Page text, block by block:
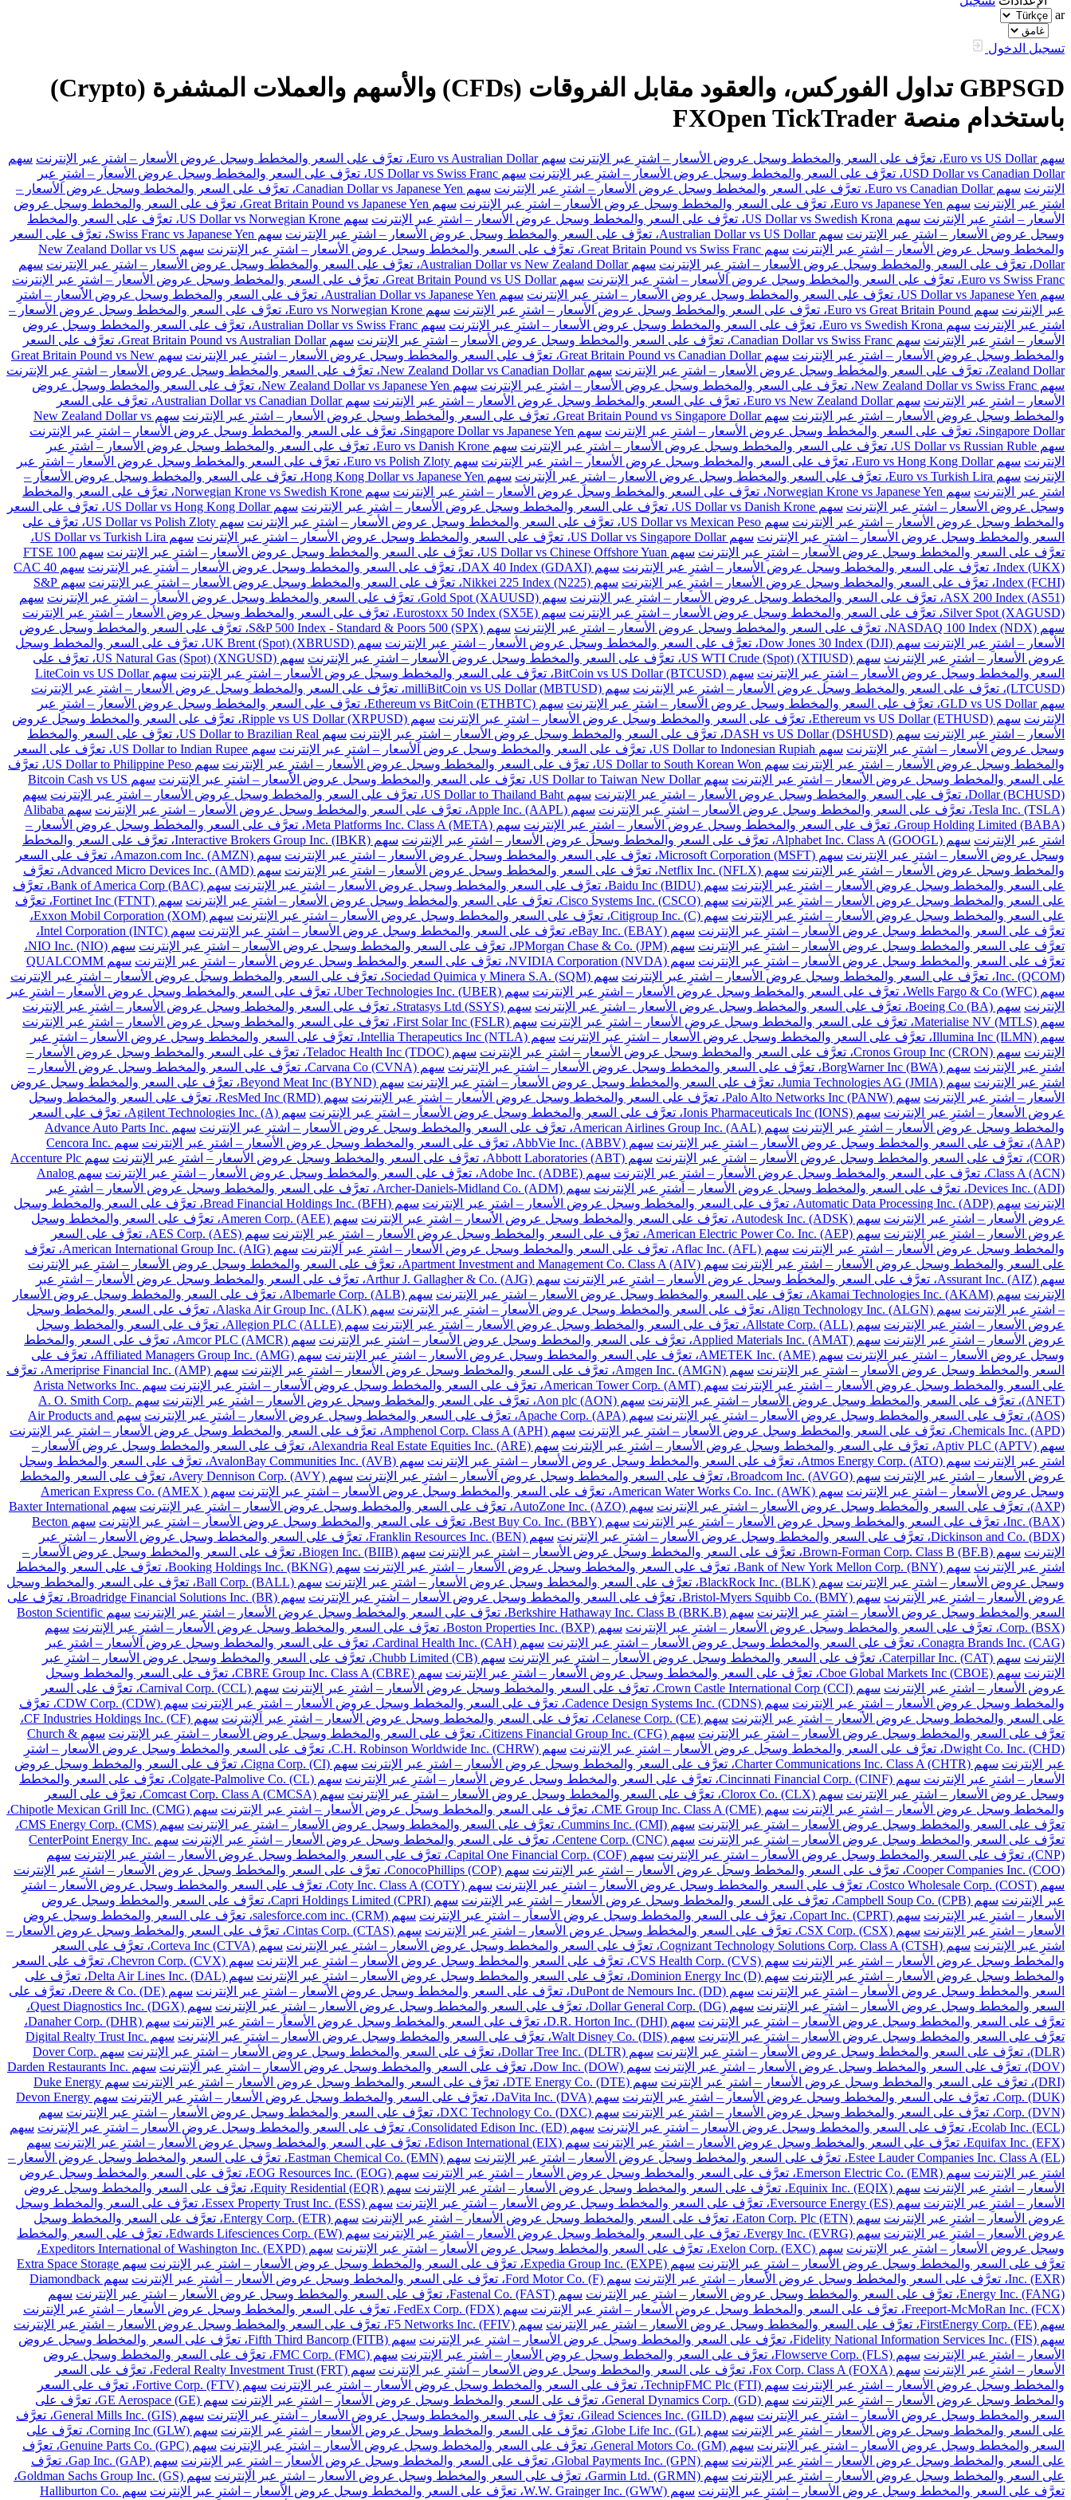
ar
تسجيل الدخول
GBPSGD تداول الفوركس، والعقود مقابل الفروقات (CFDs) والأسهم والعملات المشفرة (Crypto)
باستخدام منصة FXOpen TickTrader
سهم Euro vs US Dollar، تعرَّف على السعر والمخطط وسجل عروض الأسعار – اشترِ عبر الإنترنت سهم Euro vs Australian Dollar، تعرَّف على السعر والمخطط وسجل عروض الأسعار – اشترِ عبر الإنترنت
سهم
USD Dollar vs Canadian Dollar، تعرَّف على السعر والمخطط وسجل عروض الأسعار – اشترِ عبر الإنترنت
سهم US Dollar vs Swiss Franc، تعرَّف على السعر والمخطط وسجل عروض الأسعار – اشترِ عبر
الإنترنت سهم Euro vs Canadian Dollar، تعرَّف على السعر والمخطط وسجل عروض الأسعار – اشترِ عبر الإنترنت
سهم Canadian Dollar vs Japanese Yen، تعرَّف على السعر والمخطط وسجل عروض الأسعار –
اشترِ عبر الإنترنت سهم Euro vs Japanese Yen، تعرَّف على السعر والمخطط وسجل عروض الأسعار – اشترِ عبر الإنترنت
سهم Great Britain Pound vs Japanese Yen، تعرَّف على السعر والمخطط وسجل عروض
الأسعار – اشترِ عبر الإنترنت سهم US Dollar vs Swedish Krona، تعرَّف على السعر والمخطط وسجل عروض الأسعار – اشترِ عبر الإنترنت
سهم US Dollar vs Norwegian Krone، تعرَّف على السعر والمخطط
وسجل عروض الأسعار – اشترِ عبر الإنترنت سهم Australian Dollar vs US Dollar، تعرَّف على السعر والمخطط وسجل عروض الأسعار – اشترِ عبر الإنترنت
سهم Swiss Franc vs Japanese Yen، تعرَّف على السعر
والمخطط وسجل عروض الأسعار – اشترِ عبر الإنترنت سهم Great Britain Pound vs Swiss Franc، تعرَّف على السعر والمخطط وسجل عروض الأسعار – اشترِ عبر الإنترنت
سهم New Zealand Dollar vs US
Dollar، تعرَّف على السعر والمخطط وسجل عروض الأسعار – اشترِ عبر الإنترنت
سهم Australian Dollar vs New Zealand Dollar، تعرَّف على السعر والمخطط وسجل عروض الأسعار – اشترِ عبر الإنترنت
سهم
Euro vs Swiss Franc، تعرَّف على السعر والمخطط وسجل عروض الأسعار – اشترِ عبر الإنترنت
سهم Great Britain Pound vs US Dollar، تعرَّف على السعر والمخطط وسجل عروض الأسعار – اشترِ عبر الإنترنت
سهم US Dollar vs Japanese Yen، تعرَّف على السعر والمخطط وسجل عروض الأسعار – اشترِ عبر الإنترنت
سهم Australian Dollar vs Japanese Yen، تعرَّف على السعر والمخطط وسجل عروض الأسعار – اشترِ
عبر الإنترنت سهم Euro vs Great Britain Pound، تعرَّف على السعر والمخطط وسجل عروض الأسعار – اشترِ عبر الإنترنت
سهم Euro vs Norwegian Krone، تعرَّف على السعر والمخطط وسجل عروض الأسعار –
اشترِ عبر الإنترنت سهم Euro vs Swedish Krona، تعرَّف على السعر والمخطط وسجل عروض الأسعار – اشترِ عبر الإنترنت
سهم Australian Dollar vs Swiss Franc، تعرَّف على السعر والمخطط وسجل عروض
الأسعار – اشترِ عبر الإنترنت سهم Canadian Dollar vs Swiss Franc، تعرَّف على السعر والمخطط وسجل عروض الأسعار – اشترِ عبر الإنترنت
سهم Great Britain Pound vs Australian Dollar، تعرَّف على السعر
والمخطط وسجل عروض الأسعار – اشترِ عبر الإنترنت سهم Great Britain Pound vs Canadian Dollar، تعرَّف على السعر والمخطط وسجل عروض الأسعار – اشترِ عبر الإنترنت
سهم Great Britain Pound vs New
Zealand Dollar، تعرَّف على السعر والمخطط وسجل عروض الأسعار – اشترِ عبر الإنترنت
سهم New Zealand Dollar vs Canadian Dollar، تعرَّف على السعر والمخطط وسجل عروض الأسعار – اشترِ عبر الإنترنت
سهم New Zealand Dollar vs Swiss Franc، تعرَّف على السعر والمخطط وسجل عروض الأسعار – اشترِ عبر الإنترنت
سهم New Zealand Dollar vs Japanese Yen، تعرَّف على السعر والمخطط وسجل عروض
الأسعار – اشترِ عبر الإنترنت سهم Euro vs New Zealand Dollar، تعرَّف على السعر والمخطط وسجل عروض الأسعار – اشترِ عبر الإنترنت
سهم Australian Dollar vs Canadian Dollar، تعرَّف على السعر
والمخطط وسجل عروض الأسعار – اشترِ عبر الإنترنت سهم Great Britain Pound vs Singapore Dollar، تعرَّف على السعر والمخطط وسجل عروض الأسعار – اشترِ عبر الإنترنت
سهم New Zealand Dollar vs
Singapore Dollar، تعرَّف على السعر والمخطط وسجل عروض الأسعار – اشترِ عبر الإنترنت
سهم Singapore Dollar vs Japanese Yen، تعرَّف على السعر والمخطط وسجل عروض الأسعار – اشترِ عبر الإنترنت
سهم US Dollar vs Russian Ruble، تعرَّف على السعر والمخطط وسجل عروض الأسعار – اشترِ عبر الإنترنت
سهم Euro vs Danish Krone، تعرَّف على السعر والمخطط وسجل عروض الأسعار – اشترِ عبر
الإنترنت سهم Euro vs Hong Kong Dollar، تعرَّف على السعر والمخطط وسجل عروض الأسعار – اشترِ عبر الإنترنت
سهم Euro vs Polish Zloty، تعرَّف على السعر والمخطط وسجل عروض الأسعار – اشترِ عبر
الإنترنت سهم Euro vs Turkish Lira، تعرَّف على السعر والمخطط وسجل عروض الأسعار – اشترِ عبر الإنترنت
سهم Hong Kong Dollar vs Japanese Yen، تعرَّف على السعر والمخطط وسجل عروض الأسعار –
اشترِ عبر الإنترنت سهم Norwegian Krone vs Japanese Yen، تعرَّف على السعر والمخطط وسجل عروض الأسعار – اشترِ عبر الإنترنت
سهم Norwegian Krone vs Swedish Krone، تعرَّف على السعر والمخطط
وسجل عروض الأسعار – اشترِ عبر الإنترنت سهم US Dollar vs Danish Krone، تعرَّف على السعر والمخطط وسجل عروض الأسعار – اشترِ عبر الإنترنت
سهم US Dollar vs Hong Kong Dollar، تعرَّف على السعر
والمخطط وسجل عروض الأسعار – اشترِ عبر الإنترنت سهم US Dollar vs Mexican Peso، تعرَّف على السعر والمخطط وسجل عروض الأسعار – اشترِ عبر الإنترنت
سهم US Dollar vs Polish Zloty، تعرَّف على
السعر والمخطط وسجل عروض الأسعار – اشترِ عبر الإنترنت سهم US Dollar vs Singapore Dollar، تعرَّف على السعر والمخطط وسجل عروض الأسعار – اشترِ عبر الإنترنت
سهم US Dollar vs Turkish Lira،
تعرَّف على السعر والمخطط وسجل عروض الأسعار – اشترِ عبر الإنترنت سهم US Dollar vs Chinese Offshore Yuan، تعرَّف على السعر والمخطط وسجل عروض الأسعار – اشترِ عبر الإنترنت
سهم FTSE 100
Index (UKX)، تعرَّف على السعر والمخطط وسجل عروض الأسعار – اشترِ عبر الإنترنت
سهم DAX 40 Index (GDAXI)، تعرَّف على السعر والمخطط وسجل عروض الأسعار – اشترِ عبر الإنترنت
سهم CAC 40
Index (FCHI)، تعرَّف على السعر والمخطط وسجل عروض الأسعار – اشترِ عبر الإنترنت
سهم Nikkei 225 Index (N225)، تعرَّف على السعر والمخطط وسجل عروض الأسعار – اشترِ عبر الإنترنت
سهم S&P
ASX 200 Index (AS51)، تعرَّف على السعر والمخطط وسجل عروض الأسعار – اشترِ عبر الإنترنت
سهم Gold Spot (XAUUSD)، تعرَّف على السعر والمخطط وسجل عروض الأسعار – اشترِ عبر الإنترنت
سهم
Silver Spot (XAGUSD)، تعرَّف على السعر والمخطط وسجل عروض الأسعار – اشترِ عبر الإنترنت
سهم Eurostoxx 50 Index (SX5E)، تعرَّف على السعر والمخطط وسجل عروض الأسعار – اشترِ عبر الإنترنت
سهم NASDAQ 100 Index (NDX)، تعرَّف على السعر والمخطط وسجل عروض الأسعار – اشترِ عبر الإنترنت
سهم S&P 500 Index - Standard & Poors 500 (SPX)، تعرَّف على السعر والمخطط وسجل عروض
الأسعار – اشترِ عبر الإنترنت سهم Dow Jones 30 Index (DJI)، تعرَّف على السعر والمخطط وسجل عروض الأسعار – اشترِ عبر الإنترنت
سهم UK Brent (Spot) (XBRUSD)، تعرَّف على السعر والمخطط وسجل
عروض الأسعار – اشترِ عبر الإنترنت سهم US WTI Crude (Spot) (XTIUSD)، تعرَّف على السعر والمخطط وسجل عروض الأسعار – اشترِ عبر الإنترنت
سهم US Natural Gas (Spot) (XNGUSD)، تعرَّف على
السعر والمخطط وسجل عروض الأسعار – اشترِ عبر الإنترنت سهم BitCoin vs US Dollar (BTCUSD)، تعرَّف على السعر والمخطط وسجل عروض الأسعار – اشترِ عبر الإنترنت
سهم LiteCoin vs US Dollar
(LTCUSD)، تعرَّف على السعر والمخطط وسجل عروض الأسعار – اشترِ عبر الإنترنت
سهم milliBitCoin vs US Dollar (MBTUSD)، تعرَّف على السعر والمخطط وسجل عروض الأسعار – اشترِ عبر الإنترنت
سهم GLD vs US Dollar، تعرَّف على السعر والمخطط وسجل عروض الأسعار – اشترِ عبر الإنترنت
سهم Ethereum vs BitCoin (ETHBTC)، تعرَّف على السعر والمخطط وسجل عروض الأسعار – اشترِ عبر
الإنترنت سهم Ethereum vs US Dollar (ETHUSD)، تعرَّف على السعر والمخطط وسجل عروض الأسعار – اشترِ عبر الإنترنت
سهم Ripple vs US Dollar (XRPUSD)، تعرَّف على السعر والمخطط وسجل عروض
الأسعار – اشترِ عبر الإنترنت سهم DASH vs US Dollar (DSHUSD)، تعرَّف على السعر والمخطط وسجل عروض الأسعار – اشترِ عبر الإنترنت
سهم US Dollar to Brazilian Real، تعرَّف على السعر والمخطط
وسجل عروض الأسعار – اشترِ عبر الإنترنت سهم US Dollar to Indonesian Rupiah، تعرَّف على السعر والمخطط وسجل عروض الأسعار – اشترِ عبر الإنترنت
سهم US Dollar to Indian Rupee، تعرَّف على السعر
والمخطط وسجل عروض الأسعار – اشترِ عبر الإنترنت سهم US Dollar to South Korean Won، تعرَّف على السعر والمخطط وسجل عروض الأسعار – اشترِ عبر الإنترنت
سهم US Dollar to Philippine Peso، تعرَّف
على السعر والمخطط وسجل عروض الأسعار – اشترِ عبر الإنترنت سهم US Dollar to Taiwan New Dollar، تعرَّف على السعر والمخطط وسجل عروض الأسعار – اشترِ عبر الإنترنت
سهم Bitcoin Cash vs US
Dollar (BCHUSD)، تعرَّف على السعر والمخطط وسجل عروض الأسعار – اشترِ عبر الإنترنت
سهم US Dollar to Thailand Baht، تعرَّف على السعر والمخطط وسجل عروض الأسعار – اشترِ عبر الإنترنت
سهم
Tesla Inc. (TSLA)، تعرَّف على السعر والمخطط وسجل عروض الأسعار – اشترِ عبر الإنترنت
سهم Apple Inc. (AAPL)، تعرَّف على السعر والمخطط وسجل عروض الأسعار – اشترِ عبر الإنترنت
سهم Alibaba
Group Holding Limited (BABA)، تعرَّف على السعر والمخطط وسجل عروض الأسعار – اشترِ عبر الإنترنت
سهم Meta Platforms Inc. Class A (META)، تعرَّف على السعر والمخطط وسجل عروض الأسعار –
اشترِ عبر الإنترنت سهم Alphabet Inc. Class A (GOOGL)، تعرَّف على السعر والمخطط وسجل عروض الأسعار – اشترِ عبر الإنترنت
سهم Interactive Brokers Group Inc. (IBKR)، تعرَّف على السعر والمخطط
وسجل عروض الأسعار – اشترِ عبر الإنترنت سهم Microsoft Corporation (MSFT)، تعرَّف على السعر والمخطط وسجل عروض الأسعار – اشترِ عبر الإنترنت
سهم Amazon.com Inc. (AMZN)، تعرَّف على السعر
والمخطط وسجل عروض الأسعار – اشترِ عبر الإنترنت سهم Netflix Inc. (NFLX)، تعرَّف على السعر والمخطط وسجل عروض الأسعار – اشترِ عبر الإنترنت
سهم Advanced Micro Devices Inc. (AMD)، تعرَّف
على السعر والمخطط وسجل عروض الأسعار – اشترِ عبر الإنترنت سهم Baidu Inc (BIDU)، تعرَّف على السعر والمخطط وسجل عروض الأسعار – اشترِ عبر الإنترنت
سهم Bank of America Corp (BAC)، تعرَّف
على السعر والمخطط وسجل عروض الأسعار – اشترِ عبر الإنترنت سهم Cisco Systems Inc. (CSCO)، تعرَّف على السعر والمخطط وسجل عروض الأسعار – اشترِ عبر الإنترنت
سهم Fortinet Inc (FTNT)، تعرَّف
على السعر والمخطط وسجل عروض الأسعار – اشترِ عبر الإنترنت سهم Citigroup Inc. (C)، تعرَّف على السعر والمخطط وسجل عروض الأسعار – اشترِ عبر الإنترنت
سهم Exxon Mobil Corporation (XOM)،
تعرَّف على السعر والمخطط وسجل عروض الأسعار – اشترِ عبر الإنترنت سهم eBay Inc. (EBAY)، تعرَّف على السعر والمخطط وسجل عروض الأسعار – اشترِ عبر الإنترنت
سهم Intel Corporation (INTC)،
تعرَّف على السعر والمخطط وسجل عروض الأسعار – اشترِ عبر الإنترنت سهم JPMorgan Chase & Co. (JPM)، تعرَّف على السعر والمخطط وسجل عروض الأسعار – اشترِ عبر الإنترنت
سهم NIO Inc. (NIO)،
تعرَّف على السعر والمخطط وسجل عروض الأسعار – اشترِ عبر الإنترنت سهم NVIDIA Corporation (NVDA)، تعرَّف على السعر والمخطط وسجل عروض الأسعار – اشترِ عبر الإنترنت
سهم QUALCOMM
Inc. (QCOM)، تعرَّف على السعر والمخطط وسجل عروض الأسعار – اشترِ عبر الإنترنت
سهم Sociedad Quimica y Minera S.A. (SQM)، تعرَّف على السعر والمخطط وسجل عروض الأسعار – اشترِ عبر الإنترنت
سهم Wells Fargo & Co (WFC)، تعرَّف على السعر والمخطط وسجل عروض الأسعار – اشترِ عبر الإنترنت
سهم Uber Technologies Inc. (UBER)، تعرَّف على السعر والمخطط وسجل عروض الأسعار – اشترِ عبر
الإنترنت سهم Boeing Co (BA)، تعرَّف على السعر والمخطط وسجل عروض الأسعار – اشترِ عبر الإنترنت
سهم Stratasys Ltd (SSYS)، تعرَّف على السعر والمخطط وسجل عروض الأسعار – اشترِ عبر الإنترنت
سهم Materialise NV (MTLS)، تعرَّف على السعر والمخطط وسجل عروض الأسعار – اشترِ عبر الإنترنت
سهم First Solar Inc (FSLR)، تعرَّف على السعر والمخطط وسجل عروض الأسعار – اشترِ عبر الإنترنت
سهم Illumina Inc (ILMN)، تعرَّف على السعر والمخطط وسجل عروض الأسعار – اشترِ عبر الإنترنت
سهم Intellia Therapeutics Inc (NTLA)، تعرَّف على السعر والمخطط وسجل عروض الأسعار – اشترِ عبر
الإنترنت سهم Cronos Group Inc (CRON)، تعرَّف على السعر والمخطط وسجل عروض الأسعار – اشترِ عبر الإنترنت
سهم Teladoc Health Inc (TDOC)، تعرَّف على السعر والمخطط وسجل عروض الأسعار –
اشترِ عبر الإنترنت سهم BorgWarner Inc (BWA)، تعرَّف على السعر والمخطط وسجل عروض الأسعار – اشترِ عبر الإنترنت
سهم Carvana Co (CVNA)، تعرَّف على السعر والمخطط وسجل عروض الأسعار –
اشترِ عبر الإنترنت سهم Jumia Technologies AG (JMIA)، تعرَّف على السعر والمخطط وسجل عروض الأسعار – اشترِ عبر الإنترنت
سهم Beyond Meat Inc (BYND)، تعرَّف على السعر والمخطط وسجل عروض
الأسعار – اشترِ عبر الإنترنت سهم Palo Alto Networks Inc (PANW)، تعرَّف على السعر والمخطط وسجل عروض الأسعار – اشترِ عبر الإنترنت
سهم ResMed Inc (RMD)، تعرَّف على السعر والمخطط وسجل
عروض الأسعار – اشترِ عبر الإنترنت سهم Ionis Pharmaceuticals Inc (IONS)، تعرَّف على السعر والمخطط وسجل عروض الأسعار – اشترِ عبر الإنترنت
سهم Agilent Technologies Inc. (A)، تعرَّف على السعر
والمخطط وسجل عروض الأسعار – اشترِ عبر الإنترنت سهم American Airlines Group Inc. (AAL)، تعرَّف على السعر والمخطط وسجل عروض الأسعار – اشترِ عبر الإنترنت
سهم Advance Auto Parts Inc.
(AAP)، تعرَّف على السعر والمخطط وسجل عروض الأسعار – اشترِ عبر الإنترنت
سهم AbbVie Inc. (ABBV)، تعرَّف على السعر والمخطط وسجل عروض الأسعار – اشترِ عبر الإنترنت
سهم Cencora Inc.
(COR)، تعرَّف على السعر والمخطط وسجل عروض الأسعار – اشترِ عبر الإنترنت
سهم Abbott Laboratories (ABT)، تعرَّف على السعر والمخطط وسجل عروض الأسعار – اشترِ عبر الإنترنت
سهم Accenture Plc
Class A (ACN)، تعرَّف على السعر والمخطط وسجل عروض الأسعار – اشترِ عبر الإنترنت
سهم Adobe Inc. (ADBE)، تعرَّف على السعر والمخطط وسجل عروض الأسعار – اشترِ عبر الإنترنت
سهم Analog
Devices Inc. (ADI)، تعرَّف على السعر والمخطط وسجل عروض الأسعار – اشترِ عبر الإنترنت
سهم Archer-Daniels-Midland Co. (ADM)، تعرَّف على السعر والمخطط وسجل عروض الأسعار – اشترِ عبر
الإنترنت سهم Automatic Data Processing Inc. (ADP)، تعرَّف على السعر والمخطط وسجل عروض الأسعار – اشترِ عبر الإنترنت
سهم Bread Financial Holdings Inc. (BFH)، تعرَّف على السعر والمخطط وسجل
عروض الأسعار – اشترِ عبر الإنترنت سهم Autodesk Inc. (ADSK)، تعرَّف على السعر والمخطط وسجل عروض الأسعار – اشترِ عبر الإنترنت
سهم Ameren Corp. (AEE)، تعرَّف على السعر والمخطط وسجل
عروض الأسعار – اشترِ عبر الإنترنت سهم American Electric Power Co. Inc. (AEP)، تعرَّف على السعر والمخطط وسجل عروض الأسعار – اشترِ عبر الإنترنت
سهم AES Corp. (AES)، تعرَّف على السعر
والمخطط وسجل عروض الأسعار – اشترِ عبر الإنترنت سهم Aflac Inc. (AFL)، تعرَّف على السعر والمخطط وسجل عروض الأسعار – اشترِ عبر الإنترنت
سهم American International Group Inc. (AIG)، تعرَّف
على السعر والمخطط وسجل عروض الأسعار – اشترِ عبر الإنترنت سهم Apartment Investment and Management Co. Class A (AIV)، تعرَّف على السعر والمخطط وسجل عروض الأسعار – اشترِ عبر الإنترنت
سهم Assurant Inc. (AIZ)، تعرَّف على السعر والمخطط وسجل عروض الأسعار – اشترِ عبر الإنترنت
سهم Arthur J. Gallagher & Co. (AJG)، تعرَّف على السعر والمخطط وسجل عروض الأسعار – اشترِ عبر
الإنترنت سهم Akamai Technologies Inc. (AKAM)، تعرَّف على السعر والمخطط وسجل عروض الأسعار – اشترِ عبر الإنترنت
سهم Albemarle Corp. (ALB)، تعرَّف على السعر والمخطط وسجل عروض الأسعار
– اشترِ عبر الإنترنت سهم Align Technology Inc. (ALGN)، تعرَّف على السعر والمخطط وسجل عروض الأسعار – اشترِ عبر الإنترنت
سهم Alaska Air Group Inc. (ALK)، تعرَّف على السعر والمخطط وسجل
عروض الأسعار – اشترِ عبر الإنترنت سهم Allstate Corp. (ALL)، تعرَّف على السعر والمخطط وسجل عروض الأسعار – اشترِ عبر الإنترنت
سهم Allegion PLC (ALLE)، تعرَّف على السعر والمخطط وسجل
عروض الأسعار – اشترِ عبر الإنترنت سهم Applied Materials Inc. (AMAT)، تعرَّف على السعر والمخطط وسجل عروض الأسعار – اشترِ عبر الإنترنت
سهم Amcor PLC (AMCR)، تعرَّف على السعر والمخطط
وسجل عروض الأسعار – اشترِ عبر الإنترنت سهم AMETEK Inc. (AME)، تعرَّف على السعر والمخطط وسجل عروض الأسعار – اشترِ عبر الإنترنت
سهم Affiliated Managers Group Inc. (AMG)، تعرَّف على
السعر والمخطط وسجل عروض الأسعار – اشترِ عبر الإنترنت سهم Amgen Inc. (AMGN)، تعرَّف على السعر والمخطط وسجل عروض الأسعار – اشترِ عبر الإنترنت
سهم Ameriprise Financial Inc. (AMP)، تعرَّف
على السعر والمخطط وسجل عروض الأسعار – اشترِ عبر الإنترنت سهم American Tower Corp. (AMT)، تعرَّف على السعر والمخطط وسجل عروض الأسعار – اشترِ عبر الإنترنت
سهم Arista Networks Inc.
(ANET)، تعرَّف على السعر والمخطط وسجل عروض الأسعار – اشترِ عبر الإنترنت
سهم Aon plc (AON)، تعرَّف على السعر والمخطط وسجل عروض الأسعار – اشترِ عبر الإنترنت
سهم A. O. Smith Corp.
(AOS)، تعرَّف على السعر والمخطط وسجل عروض الأسعار – اشترِ عبر الإنترنت
سهم Apache Corp. (APA)، تعرَّف على السعر والمخطط وسجل عروض الأسعار – اشترِ عبر الإنترنت
سهم Air Products and
Chemicals Inc. (APD)، تعرَّف على السعر والمخطط وسجل عروض الأسعار – اشترِ عبر الإنترنت
سهم Amphenol Corp. Class A (APH)، تعرَّف على السعر والمخطط وسجل عروض الأسعار – اشترِ عبر الإنترنت
سهم Aptiv PLC (APTV)، تعرَّف على السعر والمخطط وسجل عروض الأسعار – اشترِ عبر الإنترنت
سهم Alexandria Real Estate Equities Inc. (ARE)، تعرَّف على السعر والمخطط وسجل عروض الأسعار –
اشترِ عبر الإنترنت سهم Atmos Energy Corp. (ATO)، تعرَّف على السعر والمخطط وسجل عروض الأسعار – اشترِ عبر الإنترنت
سهم AvalonBay Communities Inc. (AVB)، تعرَّف على السعر والمخطط وسجل
عروض الأسعار – اشترِ عبر الإنترنت سهم Broadcom Inc. (AVGO)، تعرَّف على السعر والمخطط وسجل عروض الأسعار – اشترِ عبر الإنترنت
سهم Avery Dennison Corp. (AVY)، تعرَّف على السعر والمخطط
وسجل عروض الأسعار – اشترِ عبر الإنترنت سهم American Water Works Co. Inc. (AWK)، تعرَّف على السعر والمخطط وسجل عروض الأسعار – اشترِ عبر الإنترنت
سهم American Express Co. (AMEX )
(AXP)، تعرَّف على السعر والمخطط وسجل عروض الأسعار – اشترِ عبر الإنترنت
سهم AutoZone Inc. (AZO)، تعرَّف على السعر والمخطط وسجل عروض الأسعار – اشترِ عبر الإنترنت
سهم Baxter International
Inc. (BAX)، تعرَّف على السعر والمخطط وسجل عروض الأسعار – اشترِ عبر الإنترنت
سهم Best Buy Co. Inc. (BBY)، تعرَّف على السعر والمخطط وسجل عروض الأسعار – اشترِ عبر الإنترنت
سهم Becton
Dickinson and Co. (BDX)، تعرَّف على السعر والمخطط وسجل عروض الأسعار – اشترِ عبر الإنترنت
سهم Franklin Resources Inc. (BEN)، تعرَّف على السعر والمخطط وسجل عروض الأسعار – اشترِ عبر
الإنترنت سهم Brown-Forman Corp. Class B (BF.B)، تعرَّف على السعر والمخطط وسجل عروض الأسعار – اشترِ عبر الإنترنت
سهم Biogen Inc. (BIIB)، تعرَّف على السعر والمخطط وسجل عروض الأسعار –
اشترِ عبر الإنترنت سهم Bank of New York Mellon Corp. (BNY)، تعرَّف على السعر والمخطط وسجل عروض الأسعار – اشترِ عبر الإنترنت
سهم Booking Holdings Inc. (BKNG)، تعرَّف على السعر والمخطط
وسجل عروض الأسعار – اشترِ عبر الإنترنت سهم BlackRock Inc. (BLK)، تعرَّف على السعر والمخطط وسجل عروض الأسعار – اشترِ عبر الإنترنت
سهم Ball Corp. (BALL)، تعرَّف على السعر والمخطط وسجل
عروض الأسعار – اشترِ عبر الإنترنت سهم Bristol-Myers Squibb Co. (BMY)، تعرَّف على السعر والمخطط وسجل عروض الأسعار – اشترِ عبر الإنترنت
سهم Broadridge Financial Solutions Inc. (BR)، تعرَّف على
السعر والمخطط وسجل عروض الأسعار – اشترِ عبر الإنترنت سهم Berkshire Hathaway Inc. Class B (BRK.B)، تعرَّف على السعر والمخطط وسجل عروض الأسعار – اشترِ عبر الإنترنت
سهم Boston Scientific
Corp. (BSX)، تعرَّف على السعر والمخطط وسجل عروض الأسعار – اشترِ عبر الإنترنت
سهم Boston Properties Inc. (BXP)، تعرَّف على السعر والمخطط وسجل عروض الأسعار – اشترِ عبر الإنترنت
سهم
Conagra Brands Inc. (CAG)، تعرَّف على السعر والمخطط وسجل عروض الأسعار – اشترِ عبر الإنترنت
سهم Cardinal Health Inc. (CAH)، تعرَّف على السعر والمخطط وسجل عروض الأسعار – اشترِ عبر
الإنترنت سهم Caterpillar Inc. (CAT)، تعرَّف على السعر والمخطط وسجل عروض الأسعار – اشترِ عبر الإنترنت
سهم Chubb Limited (CB)، تعرَّف على السعر والمخطط وسجل عروض الأسعار – اشترِ عبر
الإنترنت سهم Cboe Global Markets Inc (CBOE)، تعرَّف على السعر والمخطط وسجل عروض الأسعار – اشترِ عبر الإنترنت
سهم CBRE Group Inc. Class A (CBRE)، تعرَّف على السعر والمخطط وسجل
عروض الأسعار – اشترِ عبر الإنترنت سهم Crown Castle International Corp (CCI)، تعرَّف على السعر والمخطط وسجل عروض الأسعار – اشترِ عبر الإنترنت
سهم Carnival Corp. (CCL)، تعرَّف على السعر
والمخطط وسجل عروض الأسعار – اشترِ عبر الإنترنت سهم Cadence Design Systems Inc. (CDNS)، تعرَّف على السعر والمخطط وسجل عروض الأسعار – اشترِ عبر الإنترنت
سهم CDW Corp. (CDW)، تعرَّف
على السعر والمخطط وسجل عروض الأسعار – اشترِ عبر الإنترنت سهم Celanese Corp. (CE)، تعرَّف على السعر والمخطط وسجل عروض الأسعار – اشترِ عبر الإنترنت
سهم CF Industries Holdings Inc. (CF)،
تعرَّف على السعر والمخطط وسجل عروض الأسعار – اشترِ عبر الإنترنت سهم Citizens Financial Group Inc. (CFG)، تعرَّف على السعر والمخطط وسجل عروض الأسعار – اشترِ عبر الإنترنت
سهم Church &
Dwight Co. Inc. (CHD)، تعرَّف على السعر والمخطط وسجل عروض الأسعار – اشترِ عبر الإنترنت
سهم C.H. Robinson Worldwide Inc. (CHRW)، تعرَّف على السعر والمخطط وسجل عروض الأسعار – اشترِ
عبر الإنترنت سهم Charter Communications Inc. Class A (CHTR)، تعرَّف على السعر والمخطط وسجل عروض الأسعار – اشترِ عبر الإنترنت
سهم Cigna Corp. (CI)، تعرَّف على السعر والمخطط وسجل عروض
الأسعار – اشترِ عبر الإنترنت سهم Cincinnati Financial Corp. (CINF)، تعرَّف على السعر والمخطط وسجل عروض الأسعار – اشترِ عبر الإنترنت
سهم Colgate-Palmolive Co. (CL)، تعرَّف على السعر والمخطط
وسجل عروض الأسعار – اشترِ عبر الإنترنت سهم Clorox Co. (CLX)، تعرَّف على السعر والمخطط وسجل عروض الأسعار – اشترِ عبر الإنترنت
سهم Comcast Corp. Class A (CMCSA)، تعرَّف على السعر
والمخطط وسجل عروض الأسعار – اشترِ عبر الإنترنت سهم CME Group Inc. Class A (CME)، تعرَّف على السعر والمخطط وسجل عروض الأسعار – اشترِ عبر الإنترنت
سهم Chipotle Mexican Grill Inc. (CMG)،
تعرَّف على السعر والمخطط وسجل عروض الأسعار – اشترِ عبر الإنترنت سهم Cummins Inc. (CMI)، تعرَّف على السعر والمخطط وسجل عروض الأسعار – اشترِ عبر الإنترنت
سهم CMS Energy Corp. (CMS)،
تعرَّف على السعر والمخطط وسجل عروض الأسعار – اشترِ عبر الإنترنت سهم Centene Corp. (CNC)، تعرَّف على السعر والمخطط وسجل عروض الأسعار – اشترِ عبر الإنترنت
سهم CenterPoint Energy Inc.
(CNP)، تعرَّف على السعر والمخطط وسجل عروض الأسعار – اشترِ عبر الإنترنت
سهم Capital One Financial Corp. (COF)، تعرَّف على السعر والمخطط وسجل عروض الأسعار – اشترِ عبر الإنترنت
سهم
Cooper Companies Inc. (COO)، تعرَّف على السعر والمخطط وسجل عروض الأسعار – اشترِ عبر الإنترنت
سهم ConocoPhillips (COP)، تعرَّف على السعر والمخطط وسجل عروض الأسعار – اشترِ عبر الإنترنت
سهم Costco Wholesale Corp. (COST)، تعرَّف على السعر والمخطط وسجل عروض الأسعار – اشترِ عبر الإنترنت
سهم Coty Inc. Class A (COTY)، تعرَّف على السعر والمخطط وسجل عروض الأسعار – اشترِ
عبر الإنترنت سهم Campbell Soup Co. (CPB)، تعرَّف على السعر والمخطط وسجل عروض الأسعار – اشترِ عبر الإنترنت
سهم Capri Holdings Limited (CPRI)، تعرَّف على السعر والمخطط وسجل عروض
الأسعار – اشترِ عبر الإنترنت سهم Copart Inc. (CPRT)، تعرَّف على السعر والمخطط وسجل عروض الأسعار – اشترِ عبر الإنترنت
سهم salesforce.com inc. (CRM)، تعرَّف على السعر والمخطط وسجل عروض
الأسعار – اشترِ عبر الإنترنت سهم CSX Corp. (CSX)، تعرَّف على السعر والمخطط وسجل عروض الأسعار – اشترِ عبر الإنترنت
سهم Cintas Corp. (CTAS)، تعرَّف على السعر والمخطط وسجل عروض الأسعار –
اشترِ عبر الإنترنت سهم Cognizant Technology Solutions Corp. Class A (CTSH)، تعرَّف على السعر والمخطط وسجل عروض الأسعار – اشترِ عبر الإنترنت
سهم Corteva Inc (CTVA)، تعرَّف على السعر
والمخطط وسجل عروض الأسعار – اشترِ عبر الإنترنت سهم CVS Health Corp. (CVS)، تعرَّف على السعر والمخطط وسجل عروض الأسعار – اشترِ عبر الإنترنت
سهم Chevron Corp. (CVX)، تعرَّف على السعر
والمخطط وسجل عروض الأسعار – اشترِ عبر الإنترنت سهم Dominion Energy Inc (D)، تعرَّف على السعر والمخطط وسجل عروض الأسعار – اشترِ عبر الإنترنت
سهم Delta Air Lines Inc. (DAL)، تعرَّف على
السعر والمخطط وسجل عروض الأسعار – اشترِ عبر الإنترنت سهم DuPont de Nemours Inc. (DD)، تعرَّف على السعر والمخطط وسجل عروض الأسعار – اشترِ عبر الإنترنت
سهم Deere & Co. (DE)، تعرَّف على
السعر والمخطط وسجل عروض الأسعار – اشترِ عبر الإنترنت سهم Dollar General Corp. (DG)، تعرَّف على السعر والمخطط وسجل عروض الأسعار – اشترِ عبر الإنترنت
سهم Quest Diagnostics Inc. (DGX)،
تعرَّف على السعر والمخطط وسجل عروض الأسعار – اشترِ عبر الإنترنت سهم D.R. Horton Inc. (DHI)، تعرَّف على السعر والمخطط وسجل عروض الأسعار – اشترِ عبر الإنترنت
سهم Danaher Corp. (DHR)،
تعرَّف على السعر والمخطط وسجل عروض الأسعار – اشترِ عبر الإنترنت سهم Walt Disney Co. (DIS)، تعرَّف على السعر والمخطط وسجل عروض الأسعار – اشترِ عبر الإنترنت
سهم Digital Realty Trust Inc.
(DLR)، تعرَّف على السعر والمخطط وسجل عروض الأسعار – اشترِ عبر الإنترنت
سهم Dollar Tree Inc. (DLTR)، تعرَّف على السعر والمخطط وسجل عروض الأسعار – اشترِ عبر الإنترنت
سهم Dover Corp.
(DOV)، تعرَّف على السعر والمخطط وسجل عروض الأسعار – اشترِ عبر الإنترنت
سهم Dow Inc. (DOW)، تعرَّف على السعر والمخطط وسجل عروض الأسعار – اشترِ عبر الإنترنت
سهم Darden Restaurants Inc.
(DRI)، تعرَّف على السعر والمخطط وسجل عروض الأسعار – اشترِ عبر الإنترنت
سهم DTE Energy Co. (DTE)، تعرَّف على السعر والمخطط وسجل عروض الأسعار – اشترِ عبر الإنترنت
سهم Duke Energy
Corp. (DUK)، تعرَّف على السعر والمخطط وسجل عروض الأسعار – اشترِ عبر الإنترنت
سهم DaVita Inc. (DVA)، تعرَّف على السعر والمخطط وسجل عروض الأسعار – اشترِ عبر الإنترنت
سهم Devon Energy
Corp. (DVN)، تعرَّف على السعر والمخطط وسجل عروض الأسعار – اشترِ عبر الإنترنت
سهم DXC Technology Co. (DXC)، تعرَّف على السعر والمخطط وسجل عروض الأسعار – اشترِ عبر الإنترنت
سهم
Ecolab Inc. (ECL)، تعرَّف على السعر والمخطط وسجل عروض الأسعار – اشترِ عبر الإنترنت
سهم Consolidated Edison Inc. (ED)، تعرَّف على السعر والمخطط وسجل عروض الأسعار – اشترِ عبر الإنترنت
سهم
Equifax Inc. (EFX)، تعرَّف على السعر والمخطط وسجل عروض الأسعار – اشترِ عبر الإنترنت
سهم Edison International (EIX)، تعرَّف على السعر والمخطط وسجل عروض الأسعار – اشترِ عبر الإنترنت
سهم
Estee Lauder Companies Inc. Class A (EL)، تعرَّف على السعر والمخطط وسجل عروض الأسعار – اشترِ عبر الإنترنت
سهم Eastman Chemical Co. (EMN)، تعرَّف على السعر والمخطط وسجل عروض الأسعار –
اشترِ عبر الإنترنت سهم Emerson Electric Co. (EMR)، تعرَّف على السعر والمخطط وسجل عروض الأسعار – اشترِ عبر الإنترنت
سهم EOG Resources Inc. (EOG)، تعرَّف على السعر والمخطط وسجل عروض
الأسعار – اشترِ عبر الإنترنت سهم Equinix Inc. (EQIX)، تعرَّف على السعر والمخطط وسجل عروض الأسعار – اشترِ عبر الإنترنت
سهم Equity Residential (EQR)، تعرَّف على السعر والمخطط وسجل عروض
الأسعار – اشترِ عبر الإنترنت سهم Eversource Energy (ES)، تعرَّف على السعر والمخطط وسجل عروض الأسعار – اشترِ عبر الإنترنت
سهم Essex Property Trust Inc. (ESS)، تعرَّف على السعر والمخطط وسجل
عروض الأسعار – اشترِ عبر الإنترنت سهم Eaton Corp. Plc (ETN)، تعرَّف على السعر والمخطط وسجل عروض الأسعار – اشترِ عبر الإنترنت
سهم Entergy Corp. (ETR)، تعرَّف على السعر والمخطط وسجل
عروض الأسعار – اشترِ عبر الإنترنت سهم Evergy Inc. (EVRG)، تعرَّف على السعر والمخطط وسجل عروض الأسعار – اشترِ عبر الإنترنت
سهم Edwards Lifesciences Corp. (EW)، تعرَّف على السعر والمخطط
وسجل عروض الأسعار – اشترِ عبر الإنترنت سهم Exelon Corp. (EXC)، تعرَّف على السعر والمخطط وسجل عروض الأسعار – اشترِ عبر الإنترنت
سهم Expeditors International of Washington Inc. (EXPD)،
تعرَّف على السعر والمخطط وسجل عروض الأسعار – اشترِ عبر الإنترنت سهم Expedia Group Inc. (EXPE)، تعرَّف على السعر والمخطط وسجل عروض الأسعار – اشترِ عبر الإنترنت
سهم Extra Space Storage
Inc. (EXR)، تعرَّف على السعر والمخطط وسجل عروض الأسعار – اشترِ عبر الإنترنت
سهم Ford Motor Co. (F)، تعرَّف على السعر والمخطط وسجل عروض الأسعار – اشترِ عبر الإنترنت
سهم Diamondback
Energy Inc. (FANG)، تعرَّف على السعر والمخطط وسجل عروض الأسعار – اشترِ عبر الإنترنت
سهم Fastenal Co. (FAST)، تعرَّف على السعر والمخطط وسجل عروض الأسعار – اشترِ عبر الإنترنت
سهم
Freeport-McMoRan Inc. (FCX)، تعرَّف على السعر والمخطط وسجل عروض الأسعار – اشترِ عبر الإنترنت
سهم FedEx Corp. (FDX)، تعرَّف على السعر والمخطط وسجل عروض الأسعار – اشترِ عبر الإنترنت
سهم FirstEnergy Corp. (FE)، تعرَّف على السعر والمخطط وسجل عروض الأسعار – اشترِ عبر الإنترنت
سهم F5 Networks Inc. (FFIV)، تعرَّف على السعر والمخطط وسجل عروض الأسعار – اشترِ عبر الإنترنت
سهم Fidelity National Information Services Inc. (FIS)، تعرَّف على السعر والمخطط وسجل عروض الأسعار – اشترِ عبر الإنترنت
سهم Fifth Third Bancorp (FITB)، تعرَّف على السعر والمخطط وسجل عروض
الأسعار – اشترِ عبر الإنترنت سهم Flowserve Corp. (FLS)، تعرَّف على السعر والمخطط وسجل عروض الأسعار – اشترِ عبر الإنترنت
سهم FMC Corp. (FMC)، تعرَّف على السعر والمخطط وسجل عروض
الأسعار – اشترِ عبر الإنترنت سهم Fox Corp. Class A (FOXA)، تعرَّف على السعر والمخطط وسجل عروض الأسعار – اشترِ عبر الإنترنت
سهم Federal Realty Investment Trust (FRT)، تعرَّف على السعر
والمخطط وسجل عروض الأسعار – اشترِ عبر الإنترنت سهم TechnipFMC Plc (FTI)، تعرَّف على السعر والمخطط وسجل عروض الأسعار – اشترِ عبر الإنترنت
سهم Fortive Corp. (FTV)، تعرَّف على السعر
والمخطط وسجل عروض الأسعار – اشترِ عبر الإنترنت سهم General Dynamics Corp. (GD)، تعرَّف على السعر والمخطط وسجل عروض الأسعار – اشترِ عبر الإنترنت
سهم GE Aerospace (GE)، تعرَّف على
السعر والمخطط وسجل عروض الأسعار – اشترِ عبر الإنترنت سهم Gilead Sciences Inc. (GILD)، تعرَّف على السعر والمخطط وسجل عروض الأسعار – اشترِ عبر الإنترنت
سهم General Mills Inc. (GIS)، تعرَّف
على السعر والمخطط وسجل عروض الأسعار – اشترِ عبر الإنترنت سهم Globe Life Inc. (GL)، تعرَّف على السعر والمخطط وسجل عروض الأسعار – اشترِ عبر الإنترنت
سهم Corning Inc (GLW)، تعرَّف على
السعر والمخطط وسجل عروض الأسعار – اشترِ عبر الإنترنت سهم General Motors Co. (GM)، تعرَّف على السعر والمخطط وسجل عروض الأسعار – اشترِ عبر الإنترنت
سهم Genuine Parts Co. (GPC)، تعرَّف
على السعر والمخطط وسجل عروض الأسعار – اشترِ عبر الإنترنت سهم Global Payments Inc. (GPN)، تعرَّف على السعر والمخطط وسجل عروض الأسعار – اشترِ عبر الإنترنت
سهم Gap Inc. (GAP)، تعرَّف
على السعر والمخطط وسجل عروض الأسعار – اشترِ عبر الإنترنت سهم Garmin Ltd. (GRMN)، تعرَّف على السعر والمخطط وسجل عروض الأسعار – اشترِ عبر الإنترنت
سهم Goldman Sachs Group Inc. (GS)،
تعرَّف على السعر والمخطط وسجل عروض الأسعار – اشترِ عبر الإنترنت سهم W.W. Grainger Inc. (GWW)، تعرَّف على السعر والمخطط وسجل عروض الأسعار – اشترِ عبر الإنترنت
سهم Halliburton Co.